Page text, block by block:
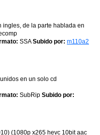
ingles, de la parte hablada en
SSASubido por: m110a2
en un solo cd
SubRip Subido por:
(1080p x265 hevc 10bit aac